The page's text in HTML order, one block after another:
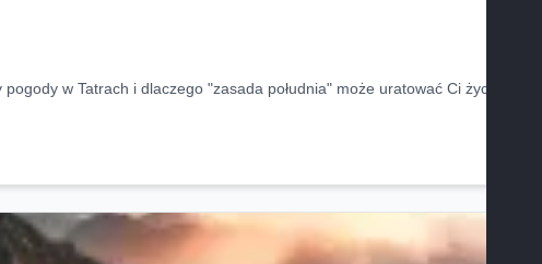
w Tatrach i dlaczego "zasada południa" może uratować Ci życie.